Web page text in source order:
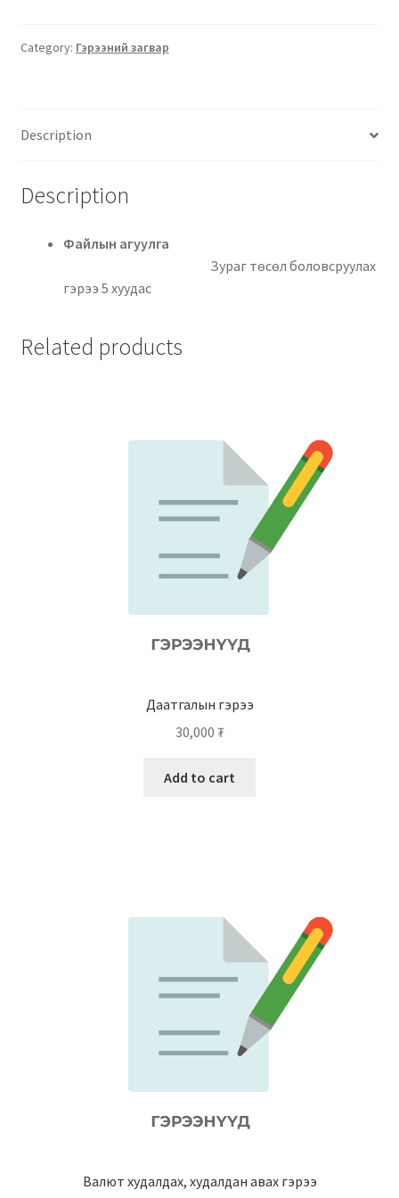
Category: Гэрээний загвар
Description
Description
Файлын агуулга
Зураг төсөл боловсруулах
гэрээ 5 хуудас
Related products
Даатгалын гэрээ
30,000 ₮
Add to cart
Валют худалдах, худалдан авах гэрээ